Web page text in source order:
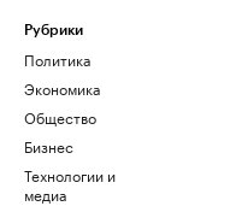
Рубрики
Политика
Экономика
Общество
Бизнес
Технологии и
медиа